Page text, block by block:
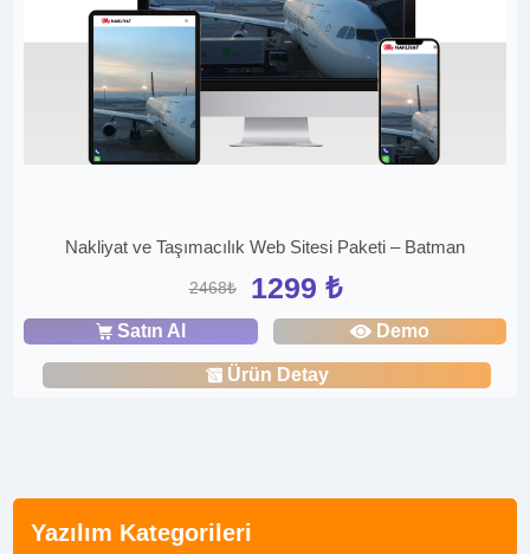
Yazılım Kategorileri
Nakliyat ve Taşımacılık Web Sitesi Paketi – Batman
2468₺ 1299 ₺
Satın Al Demo
Ürün Detay